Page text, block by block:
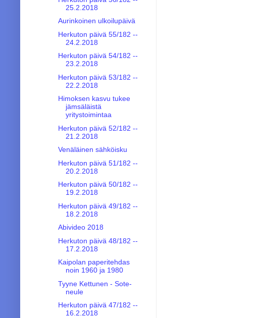
25.2.2018
Aurinkoinen ulkoilupäivä
Herkuton päivä 55/182 --
24.2.2018
Herkuton päivä 54/182 --
23.2.2018
Herkuton päivä 53/182 --
22.2.2018
Himoksen kasvu tukee
jämsäläistä
yritystoimintaa
Herkuton päivä 52/182 --
21.2.2018
Venäläinen sähköisku
Herkuton päivä 51/182 --
20.2.2018
Herkuton päivä 50/182 --
19.2.2018
Herkuton päivä 49/182 --
18.2.2018
Abivideo 2018
Herkuton päivä 48/182 --
17.2.2018
Kaipolan paperitehdas
noin 1960 ja 1980
Tyyne Kettunen - Sote-
neule
Herkuton päivä 47/182 --
16.2.2018